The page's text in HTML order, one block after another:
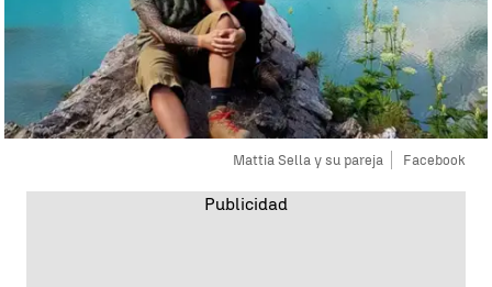
Mattia Sella y su pareja Facebook